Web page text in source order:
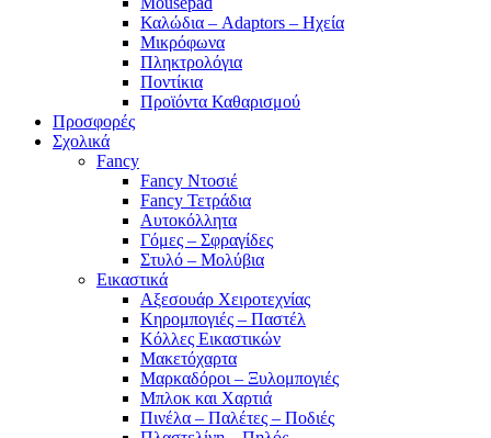
Καλώδια – Adaptors – Ηχεία
Μικρόφωνα
Πληκτρολόγια
Ποντίκια
Προϊόντα Καθαρισμού
Προσφορές
Σχολικά
Fancy
Fancy Ντοσιέ
Fancy Τετράδια
Αυτοκόλλητα
Γόμες – Σφραγίδες
Στυλό – Μολύβια
Εικαστικά
Αξεσουάρ Χειροτεχνίας
Κηρομπογιές – Παστέλ
Κόλλες Εικαστικών
Μακετόχαρτα
Μαρκαδόροι – Ξυλομπογιές
Μπλοκ και Χαρτιά
Πινέλα – Παλέτες – Ποδιές